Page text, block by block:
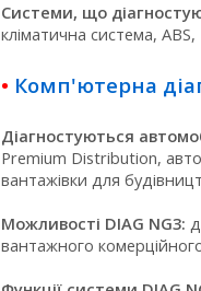
Системи, що
кліматична система,
• Комп'ютерна
Діагностуються
Premium Distribution,
вантажівки для
Можливості DIAG NG3:
вантажного